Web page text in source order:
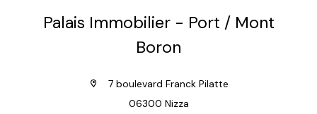
Palais Immobilier - Port / Mont
Boron
7 boulevard Franck Pilatte
06300 Nizza